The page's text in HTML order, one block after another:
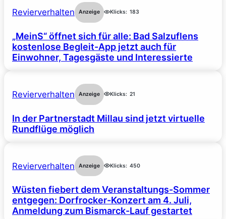
Revierverhalten Anzeige Klicks: 183
„MeinS“ öffnet sich für alle: Bad Salzuflens
kostenlose Begleit-App jetzt auch für
Einwohner, Tagesgäste und Interessierte
Revierverhalten Anzeige Klicks: 21
In der Partnerstadt Millau sind jetzt virtuelle
Rundflüge möglich
Revierverhalten Anzeige Klicks: 450
Wüsten fiebert dem Veranstaltungs-Sommer
entgegen: Dorfrocker-Konzert am 4. Juli,
Anmeldung zum Bismarck-Lauf gestartet